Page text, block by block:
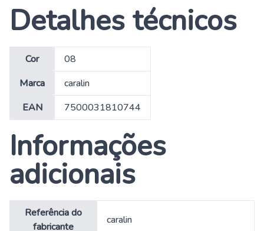
Detalhes técnicos
Cor
‎08
Marca
‎caralin
EAN
‎7500031810744
Informações
adicionais
Referência do
fabricante
caralin